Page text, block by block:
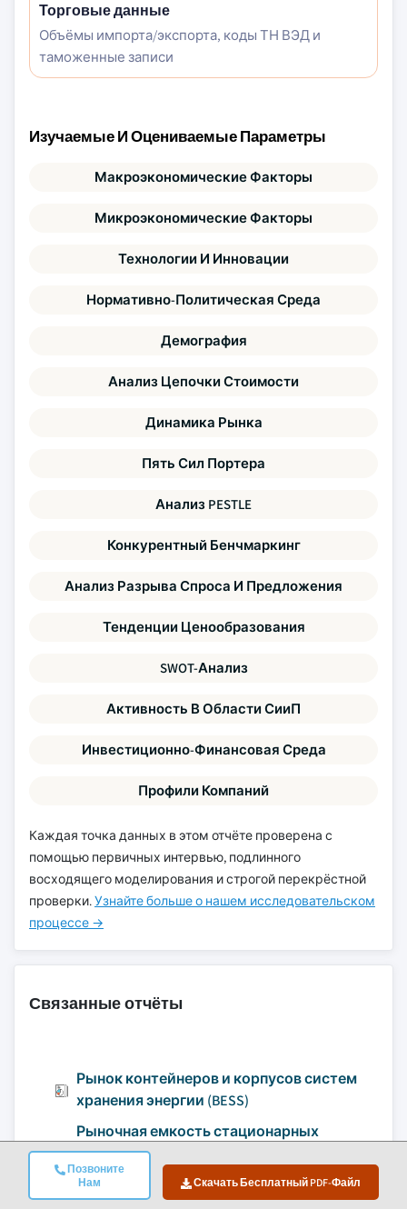
Позвоните
Нам
Скачать Бесплатный PDF-Файл
Торговые данные
Объёмы импорта/экспорта, коды ТН ВЭД и
таможенные записи
Изучаемые И Оцениваемые Параметры
Макроэкономические Факторы
Микроэкономические Факторы
Технологии И Инновации
Нормативно-Политическая Среда
Демография
Анализ Цепочки Стоимости
Динамика Рынка
Пять Сил Портера
Анализ PESTLE
Конкурентный Бенчмаркинг
Анализ Разрыва Спроса И Предложения
Тенденции Ценообразования
SWOT-Анализ
Активность В Области СииП
Инвестиционно-Финансовая Среда
Профили Компаний
Каждая точка данных в этом отчёте проверена с
помощью первичных интервью, подлинного
восходящего моделирования и строгой перекрёстной
проверки.Узнайте больше о нашем исследовательском
процессе →
Связанные отчёты
Рынок контейнеров и корпусов систем
хранения энергии (BESS)
Рыночная емкость стационарных
аккумуляторных систем хранения
энергии